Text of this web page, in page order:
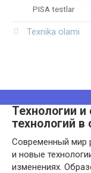
PISA testlar
Texnika olami
Технологии
технологий в
Современный мир
и новые
изменениях.